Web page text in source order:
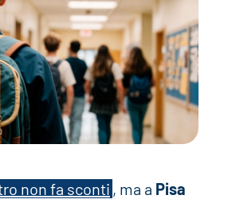
non fa sconti , ma a Pisa